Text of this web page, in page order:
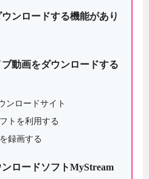
ンロードする機能があり
動画をダウンロードする
ンロードサイト
トを利用する
録画する
ロードソフトMyStream